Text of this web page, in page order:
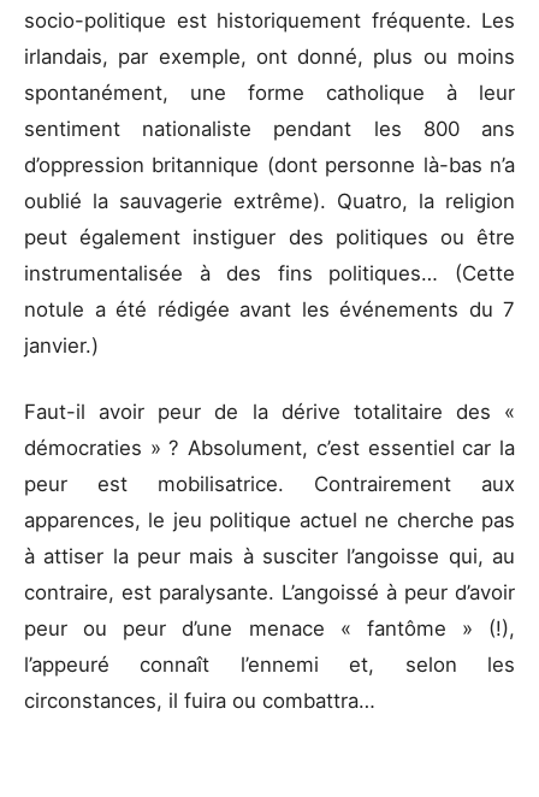
socio-politique est historiquement fréquente. Les
irlandais, par exemple, ont donné, plus ou moins
spontanément, une forme catholique à leur
sentiment nationaliste pendant les 800 ans
d’oppression britannique (dont personne là-bas n’a
oublié la sauvagerie extrême). Quatro, la religion
peut également instiguer des politiques ou être
instrumentalisée à des fins politiques… (Cette
notule a été rédigée avant les événements du 7
janvier.)
Faut-il avoir peur de la dérive totalitaire des «
démocraties » ? Absolument, c’est essentiel car la
peur est mobilisatrice. Contrairement aux
apparences, le jeu politique actuel ne cherche pas
à attiser la peur mais à susciter l’angoisse qui, au
contraire, est paralysante. L’angoissé à peur d’avoir
peur ou peur d’une menace « fantôme » (!),
l’appeuré connaît l’ennemi et, selon les
circonstances, il fuira ou combattra…